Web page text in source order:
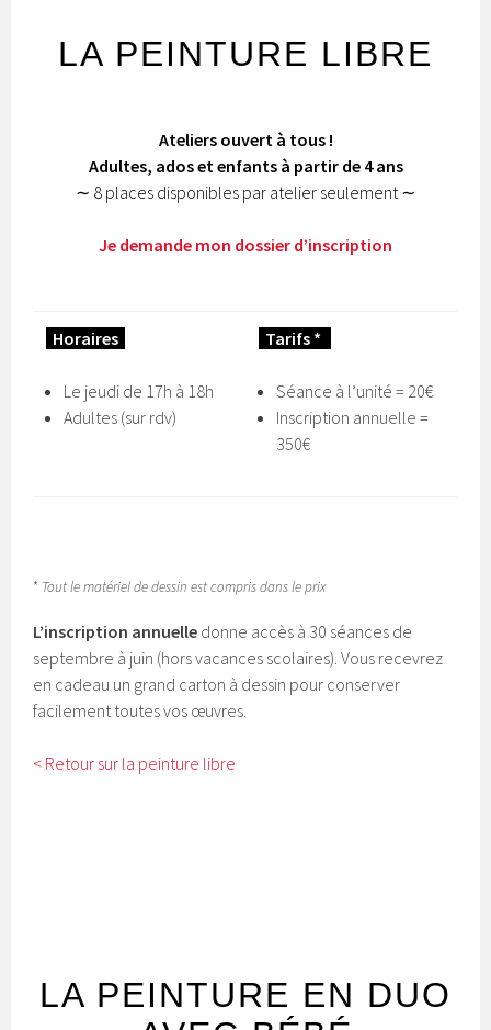
LA PEINTURE LIBRE
Ateliers ouvert à tous !
Adultes, ados et enfants à partir de 4 ans
∼ 8 places disponibles par atelier seulement ∼
Je demande mon dossier d’inscription
Horaires
Le jeudi de 17h à 18h
Adultes (sur rdv)
Tarifs *
Séance à l’unité = 20€
Inscription annuelle =
350€
* Tout le matériel de dessin est compris dans le prix
L’inscription annuelle donne accès à 30 séances de
septembre à juin (hors vacances scolaires). Vous recevrez
en cadeau un grand carton à dessin pour conserver
facilement toutes vos œuvres.
< Retour sur la peinture libre
LA PEINTURE EN DUO